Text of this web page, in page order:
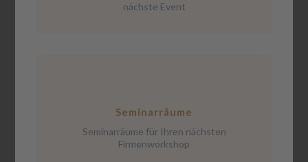
nächste Event
Seminarräume
Seminarräume für Ihren nächsten
Firmenworkshop